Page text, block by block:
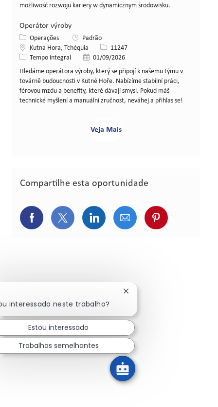
możliwość rozwoju kariery w dynamicznym środowisku.
Operátor výroby
Categoria
Operações
Padrão
LocalKutna Hora, Tchéquia ID da vaga
11247
Tipo de cargo
Tempo integral Data de publicação
01/09/2026
Hledáme operátora výroby, který se připojí k našemu týmu v
továrně budoucnosti v Kutné Hoře. Nabízíme stabilní práci,
férovou mzdu a benefity, které dávají smysl. Pokud máš
technické myšlení a manuální zručnost, neváhej a přihlas se!
Veja Mais
Compartilhe esta oportunidade
Compartilhar via Facebook
Compartilhar via Twitter
Compartilhar via LinkedIn
Compartilhar via e-
interessado neste trabalho?
Fechar notificação de
Estou interessado
Trabalhos semelhantes